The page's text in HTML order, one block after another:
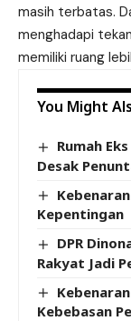
masih terbatas.
menghadapi
memiliki ruang
You Might
Rumah
Desak
Kepentingan
DPR
Rakyat Jadi
Kebebasan